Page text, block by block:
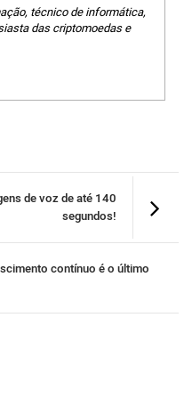
técnico de informática,
das criptomoedas e
de voz de até 140
segundos!
contínuo é o último